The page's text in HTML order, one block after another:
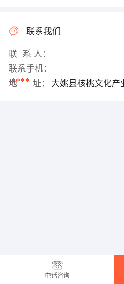
联系我们
联 系 人：
联系手机：
****
地 址： 大姚县核桃文化产
电话咨询